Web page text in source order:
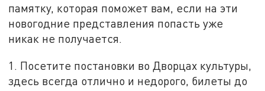
памятку, которая поможет вам, если на эти
новогодние представления попасть уже
никак не получается.
1️. Посетите постановки во Дворцах культуры,
здесь всегда отлично и недорого, билеты до